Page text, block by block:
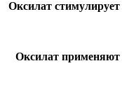
Оксилат
Оксилат применяют